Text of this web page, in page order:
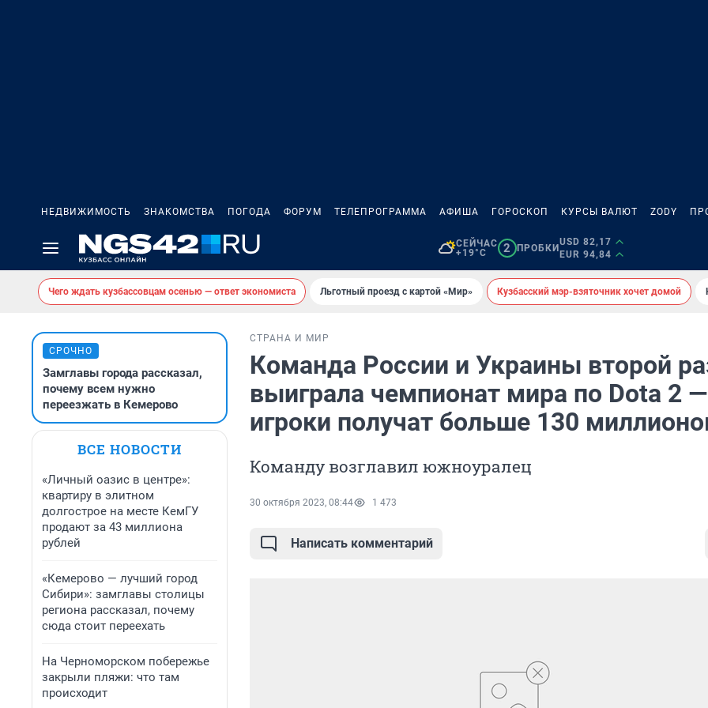
НЕДВИЖИМОСТЬ ЗНАКОМСТВА ПОГОДА ФОРУМ ТЕЛЕПРОГРАММА АФИША ГОРОСКОП КУРСЫ ВАЛЮТ ZODY
СЕЙЧАС
+19°C
2 ПРОБКИ
USD 82,17
EUR 94,84
Чего ждать кузбассовцам осенью — ответ экономиста Льготный проезд с картой «Мир» Кузбасский мэр-взяточник хочет домой
СРОЧНО
Замглавы города рассказал,
почему всем нужно
переезжать в Кемерово
ВСЕ НОВОСТИ
«Личный оазис в центре»:
квартиру в элитном
долгострое на месте КемГУ
продают за 43 миллиона
рублей
«Кемерово — лучший город
Сибири»: замглавы столицы
региона рассказал, почему
сюда стоит переехать
На Черноморском побережье
закрыли пляжи: что там
происходит
СТРАНА И МИР
Команда России и Украины второй
выиграла чемпионат мира по Dota 2 —
игроки получат больше 130
Команду возглавил южноуралец
30 октября 2023, 08:44 1 473
Написать комментарий